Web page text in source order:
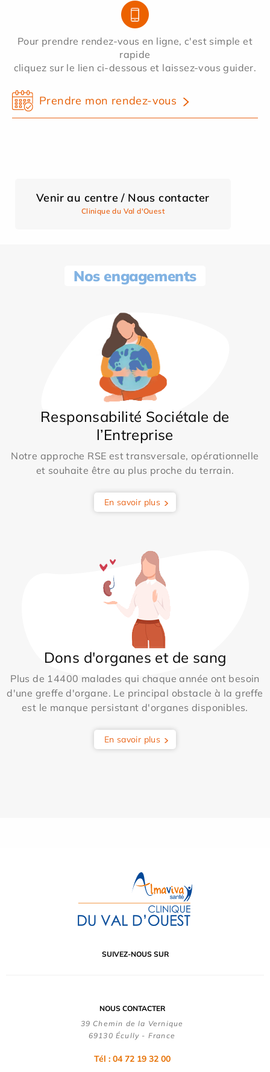
Pour prendre rendez-vous en ligne, c'est simple et
rapide
cliquez sur le lien ci-dessous et laissez-vous guider.
Prendre mon rendez-vous
Venir au centre / Nous contacter
Clinique du Val d'Ouest
Nos engagements
Responsabilité Sociétale de
l’Entreprise
Notre approche RSE est transversale, opérationnelle
et souhaite être au plus proche du terrain.
En savoir plus
Dons d'organes et de sang
Plus de 14400 malades qui chaque année ont besoin
d'une greffe d'organe. Le principal obstacle à la greffe
est le manque persistant d'organes disponibles.
En savoir plus
SUIVEZ-NOUS SUR
NOUS CONTACTER
39 Chemin de la Vernique
69130 Écully - France
Tél : 04 72 19 32 00